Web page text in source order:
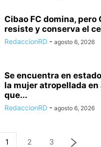
Cibao FC domina, pero
resiste y conserva el
RedaccionRD - agosto 6, 2026
Se encuentra en
la mujer atropellada
que...
RedaccionRD - agosto 6, 2026
1 2 3